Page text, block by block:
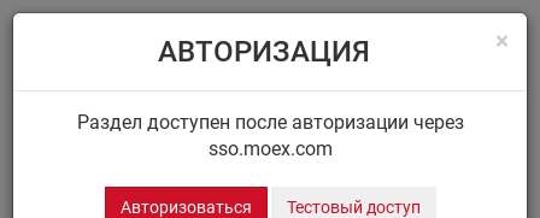
Menu
ДИСК.СООБЩЕНИЯ
×
АВТОРИЗАЦИЯ
Раздел доступен после авторизации через
sso.moex.com
Авторизоваться Тестовый доступ